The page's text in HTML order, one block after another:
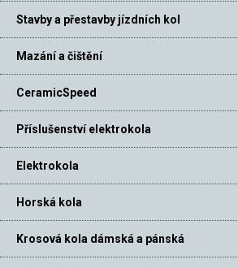
Stavby a přestavby jízdních kol
Mazání a čištění
CeramicSpeed
Příslušenství elektrokola
Elektrokola
Horská kola
Krosová kola dámská a pánská